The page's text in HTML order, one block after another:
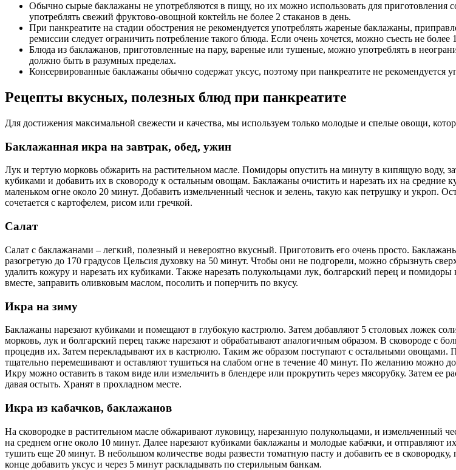
Обычно сырые баклажаны не употребляются в пищу, но их можно использовать для приготовления
употреблять свежий фруктово-овощной коктейль не более 2 стаканов в день.
При панкреатите на стадии обострения не рекомендуется употреблять жареные баклажаны,
ремиссии следует ограничить потребление такого блюда. Если очень хочется, можно съесть не более
Блюда из баклажанов, приготовленные на пару, вареные или тушеные, можно употреблять в
должно быть в разумных пределах.
Консервированные баклажаны обычно содержат уксус, поэтому при панкреатите не рекомендуется
Рецепты вкусных, полезных блюд при панкреатите
Для достижения максимальной свежести и качества, мы используем только молодые и спелые овощи,
Баклажанная икра на завтрак, обед, ужин
Лук и тертую морковь обжарить на растительном масле. Помидоры опустить на минуту в кипящую воду,
кубиками и добавить их в сковороду к остальным овощам. Баклажаны очистить и нарезать их на
маленьком огне около 20 минут. Добавить измельченный чеснок и зелень, такую как петрушку и укроп.
сочетается с картофелем, рисом или гречкой.
Салат
Салат с баклажанами – легкий, полезный и невероятно вкусный. Приготовить его очень просто.
разогретую до 170 градусов Цельсия духовку на 50 минут. Чтобы они не подгорели, можно сбрызнуть
удалить кожуру и нарезать их кубиками. Также нарезать полукольцами лук, болгарский перец и
вместе, заправить оливковым маслом, посолить и поперчить по вкусу.
Икра на зиму
Баклажаны нарезают кубиками и помещают в глубокую кастрюлю. Затем добавляют 5 столовых ложек
морковь, лук и болгарский перец также нарезают и обрабатывают аналогичным образом. В сковороде с
процедив их. Затем перекладывают их в кастрюлю. Таким же образом поступают с остальными овощами.
тщательно перемешивают и оставляют тушиться на слабом огне в течение 40 минут. По желанию можно
Икру можно оставить в таком виде или измельчить в блендере или прокрутить через мясорубку. Затем
давая остыть. Хранят в прохладном месте.
Икра из кабачков, баклажанов
На сковородке в растительном масле обжаривают луковицу, нарезанную полукольцами, и измельченный
на среднем огне около 10 минут. Далее нарезают кубиками баклажаны и молодые кабачки, и отправляют
тушить еще 20 минут. В небольшом количестве воды развести томатную пасту и добавить ее в
конце добавить уксус и через 5 минут раскладывать по стерильным банкам.